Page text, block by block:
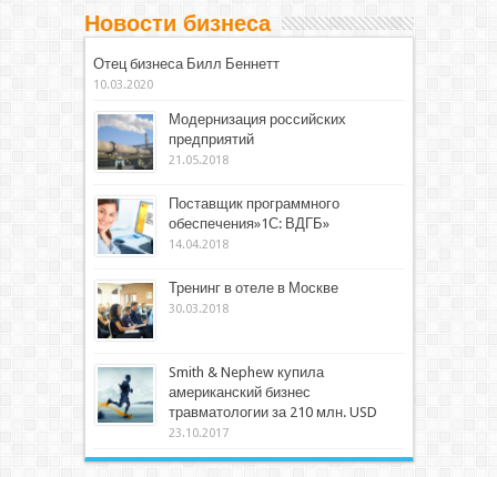
Новости бизнеса
Отец бизнеса Билл Беннетт
10.03.2020
Модернизация российских
предприятий
21.05.2018
Поставщик программного
обеспечения»1С: ВДГБ»
14.04.2018
Тренинг в отеле в Москве
30.03.2018
Smith & Nephew купила
американский бизнес
травматологии за 210 млн. USD
23.10.2017